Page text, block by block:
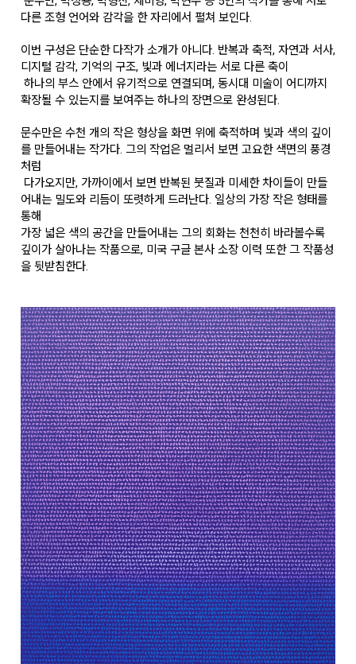
다른 조형 언어와 감각을 한 자리에서 펼쳐 보인다.
이번 구성은 단순한 다작가 소개가 아니다. 반복과 축적, 자연과 서사,
디지털 감각, 기억의 구조, 빛과 에너지라는 서로 다른 축이
하나의 부스 안에서 유기적으로 연결되며, 동시대 미술이 어디까지
확장될 수 있는지를 보여주는 하나의 장면으로 완성된다.
문수만은 수천 개의 작은 형상을 화면 위에 축적하며 빛과 색의 깊이
를 만들어내는 작가다. 그의 작업은 멀리서 보면 고요한 색면의 풍경
처럼
다가오지만, 가까이에서 보면 반복된 붓질과 미세한 차이들이 만들
어내는 밀도와 리듬이 또렷하게 드러난다. 일상의 가장 작은 형태를
통해
가장 넓은 색의 공간을 만들어내는 그의 회화는 천천히 바라볼수록
깊이가 살아나는 작품으로, 미국 구글 본사 소장 이력 또한 그 작품성
을 뒷받침한다.